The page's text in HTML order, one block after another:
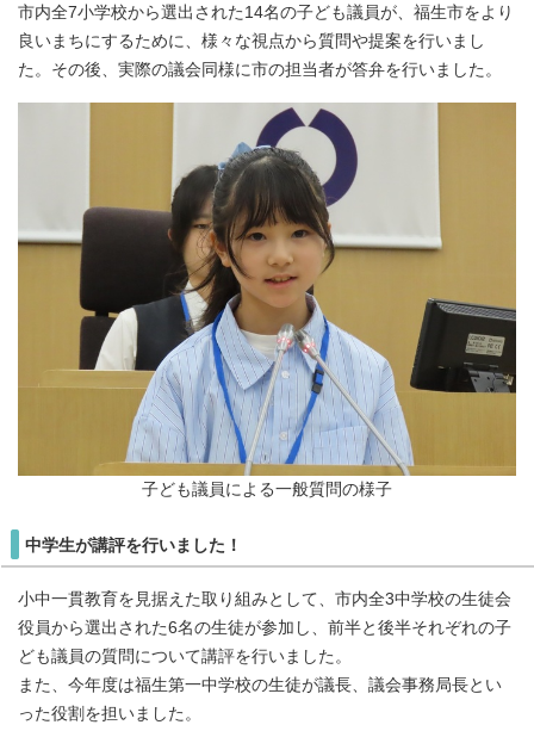
市内全7小学校から選出された14名の子ども議員が、福生市をより
良いまちにするために、様々な視点から質問や提案を行いまし
た。その後、実際の議会同様に市の担当者が答弁を行いました。
子ども議員による一般質問の様子
中学生が講評を行いました！
小中一貫教育を見据えた取り組みとして、市内全3中学校の生徒会
役員から選出された6名の生徒が参加し、前半と後半それぞれの子
ども議員の質問について講評を行いました。
また、今年度は福生第一中学校の生徒が議長、議会事務局長とい
った役割を担いました。